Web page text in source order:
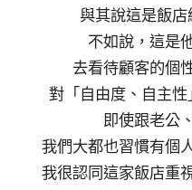
與其說這是飯店
不如說，這是
去看待顧客的個
對「自由度、自主性
即使跟老公
我們大都也習慣有個
我很認同這家飯店重